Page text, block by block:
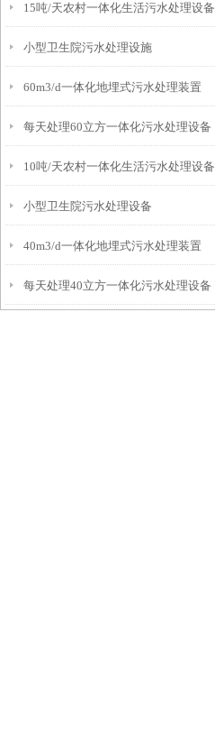
15吨/天农村一体化生活污水处理设备
小型卫生院污水处理设施
60m3/d一体化地埋式污水处理装置
每天处理60立方一体化污水处理设备
10吨/天农村一体化生活污水处理设备
小型卫生院污水处理设备
40m3/d一体化地埋式污水处理装置
每天处理40立方一体化污水处理设备